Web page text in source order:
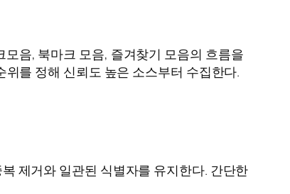
음, 북마크 모음, 즐겨찾기 모음의 흐름을
를 정해 신뢰도 높은 소스부터 수집한다.
제거와 일관된 식별자를 유지한다. 간단한